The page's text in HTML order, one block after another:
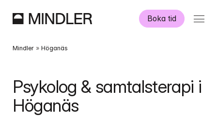
Boka tid
Våra psykologer
Information
Övriga tjänster
Mindler » Höganäs
Psykolog & samtalsterapi i
Höganäs